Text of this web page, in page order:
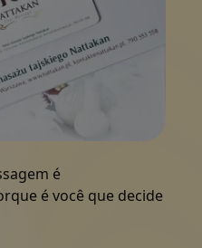
é
é você que decide